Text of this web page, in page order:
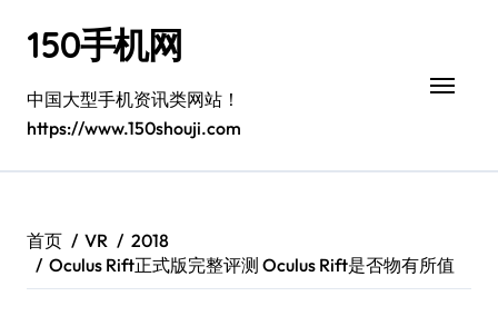
150手机网
中国大型手机资讯类网站！
https://www.150shouji.com
首页 VR
2018
Oculus Rift正式版完整评测 Oculus Rift是否物有所值